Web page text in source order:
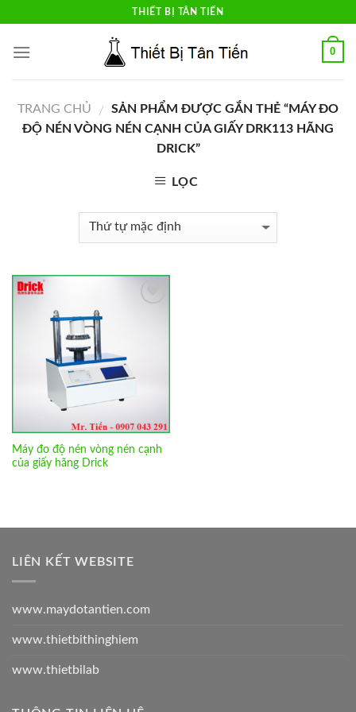
content
THIẾT BỊ TÂN TIẾN
0
TRANG CHỦ /
SẢN PHẨM ĐƯỢC GẮN THẺ “MÁY ĐO
ĐỘ NÉN VÒNG NÉN CẠNH CỦA GIẤY DRK113 HÃNG
DRICK”
LỌC
Máy đo độ nén vòng nén cạnh
của giấy hãng Drick
LIÊN KẾT WEBSITE
www.maydotantien.com
www.thietbithinghiem
www.thietbilab